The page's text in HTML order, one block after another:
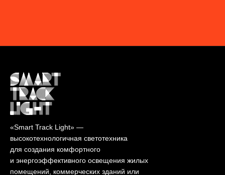
«Smart Track Light» —
высокотехнологичная светотехника
для создания комфортного
и энергоэффективного освещения жилых
помещений, коммерческих зданий или